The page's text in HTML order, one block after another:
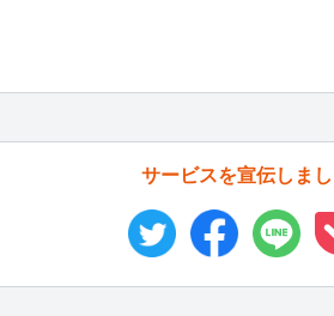
サービスを宣伝しまし